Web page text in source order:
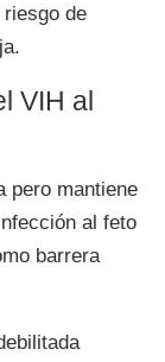
de
VIH al
pero mantiene
al feto
barrera